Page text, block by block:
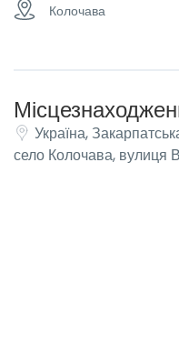
Колочава
Україна,
село Колочава, вулиця